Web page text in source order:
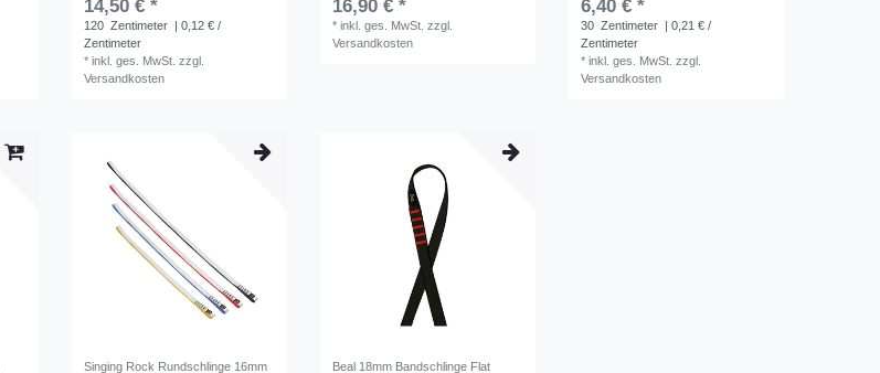
14,50 € *
120 Zentimeter | 0,12 € /
Zentimeter
*inkl. ges. MwSt. zzgl.
Versandkosten
16,90 € *
*inkl. ges. MwSt. zzgl.
Versandkosten
6,40 € *
30 Zentimeter | 0,21 € /
Zentimeter
*inkl. ges. MwSt. zzgl.
Versandkosten
Singing Rock Rundschlinge 16mm
Beal 18mm Bandschlinge Flat